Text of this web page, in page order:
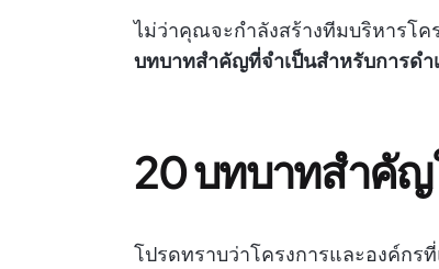
ไม่ว่าคุณจะกำลังสร้างทีมบริหารโ
บทบาทสำคัญที่จำเป็นสำหรับการดำ
20 บทบาทสำคัญ
โปรดทราบว่าโครงการและองค์ก